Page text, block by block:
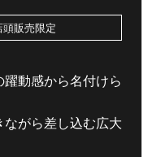
販売限定
動感から名付けら
がら差し込む広大